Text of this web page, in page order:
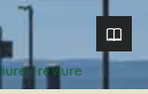
i reviure